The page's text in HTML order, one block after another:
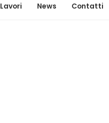
Lavori News Contatti